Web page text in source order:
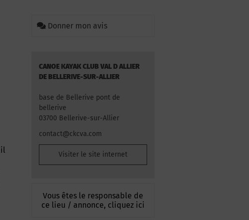
Donner mon avis
CANOE KAYAK CLUB VAL D ALLIER
DE BELLERIVE-SUR-ALLIER
base de Bellerive pont de
bellerive
03700 Bellerive-sur-Allier
contact@ckcva.com
Visiter le site internet
Vous êtes le responsable de
ce lieu / annonce, cliquez ici